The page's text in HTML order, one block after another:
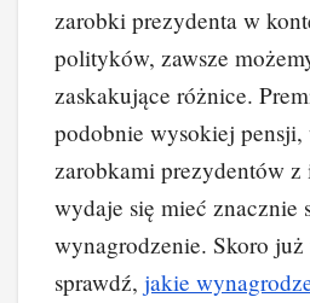
zarobki prezydenta w
polityków, zawsze
zaskakujące różnice.
podobnie wysokiej pensji,
zarobkami prezydentów z
wydaje się mieć znacznie
wynagrodzenie. Skoro już
sprawdź, jakie